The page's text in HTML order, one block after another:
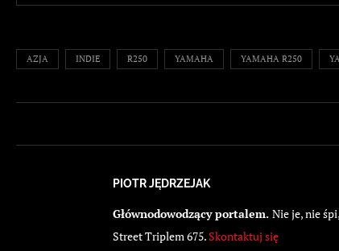
AZJA INDIE R250 YAMAHA YAMAHA R250
PIOTR JĘDRZEJAK
Głównodowodzący portalem. Nie je, nie
Street Triplem 675. Skontaktuj się